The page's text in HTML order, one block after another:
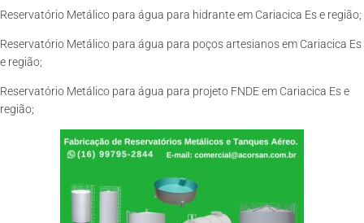
Reservatório Metálico para água para hidrante em Cariacica Es e região;
Reservatório Metálico para água para poços artesianos em Cariacica Es
e região;
Reservatório Metálico para água para projeto FNDE em Cariacica Es e
região;